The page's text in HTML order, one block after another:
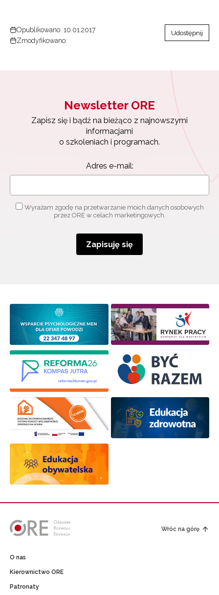
Opublikowano: 10.01.2017
Zmodyfikowano:
Udostępnij
Newsletter ORE
Zapisz się i bądź na bieżąco z najnowszymi
informacjami
o szkoleniach i programach.
Adres e-mail:
Wyrażam zgodę na przetwarzanie moich danych osobowych
przez ORE w celach marketingowych.
Zapisuję się
Wróć na górę
O nas
Kierownictwo ORE
Patronaty